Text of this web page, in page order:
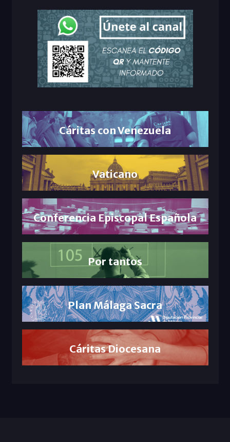
Cáritas con Venezuela
Vaticano
Conferencia Episcopal Española
Por tantos
Plan Málaga Sacra
Cáritas Diocesana